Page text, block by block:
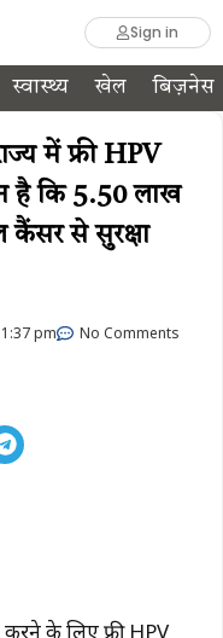
Sign in
स्वास्थ्य खेल बिज़नेस
में फ्री HPV
है कि 5.50 लाख
कैंसर से सुरक्षा
pm No Comments
के लिए फ्री HPV